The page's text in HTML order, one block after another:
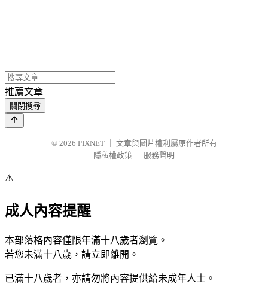
推薦文章
關閉搜尋
© 2026 PIXNET
文章與圖片權利屬原作者所有
隱私權政策
服務聲明
⚠️
成人內容提醒
本部落格內容僅限年滿十八歲者瀏覽。
若您未滿十八歲，請立即離開。
已滿十八歲者，亦請勿將內容提供給未成年人士。